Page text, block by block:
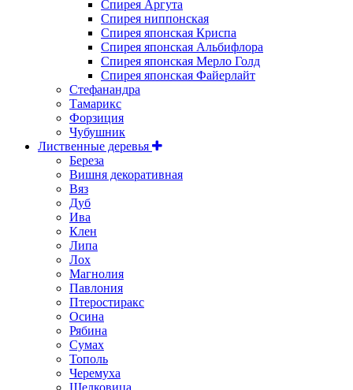
Спирея Аргута
Спирея ниппонская
Спирея японская Криспа
Спирея японская Альбифлора
Спирея японская Мерло Голд
Спирея японская Файерлайт
Стефанандра
Тамарикс
Форзиция
Чубушник
Лиственные деревья
Береза
Вишня декоративная
Вяз
Дуб
Ива
Клен
Липа
Лох
Магнолия
Павлония
Птеростиракс
Осина
Рябина
Сумах
Тополь
Черемуха